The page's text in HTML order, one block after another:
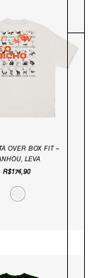
OVER BOX FIT –
LEVA
R$174,90